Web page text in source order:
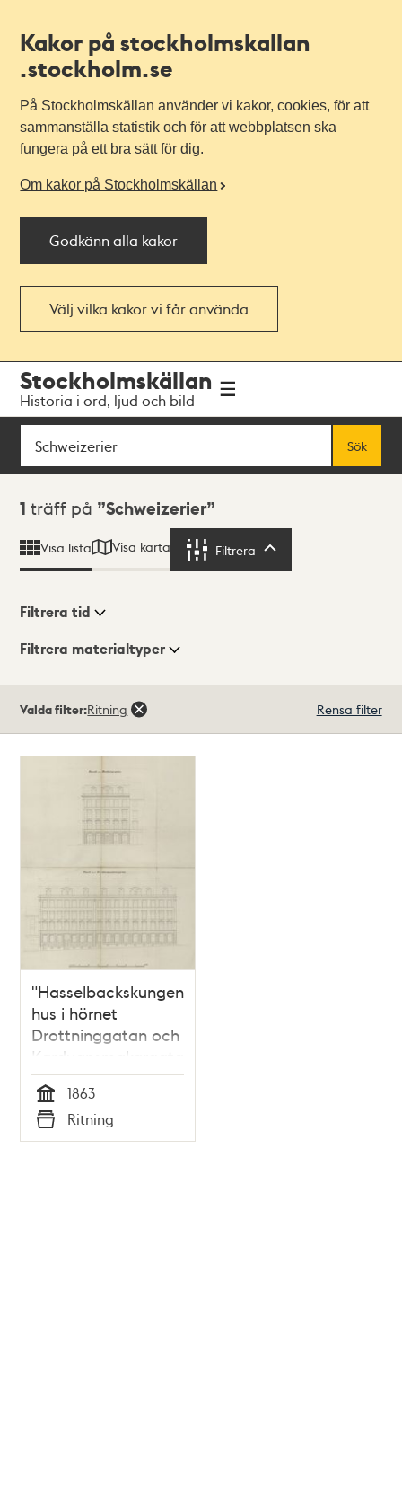
Kakor på stockholmskallan
.stockholm.se
På Stockholmskällan använder vi kakor, cookies, för att
sammanställa statistik och för att webbplatsen ska
fungera på ett bra sätt för dig.
Om kakor på Stockholmskällan
Godkänn alla kakor
Välj vilka kakor vi får använda
navigationen
huvudinnehållet
Stockholmskällan
Historia i ord, ljud och bild
Sök
Sök
Sökresultat
1 träff på Schweizerier
Visa lista Visa karta Filtrera
Visningsläge
Filtrera tid
Filtrera materialtyper
träffar
Valda filter:Ritning Rensa filter
"Hasselbackskungens"
hus i hörnet
Drottninggatan och
Karduansmakargatan
Tid
1863
Typ
Ritning